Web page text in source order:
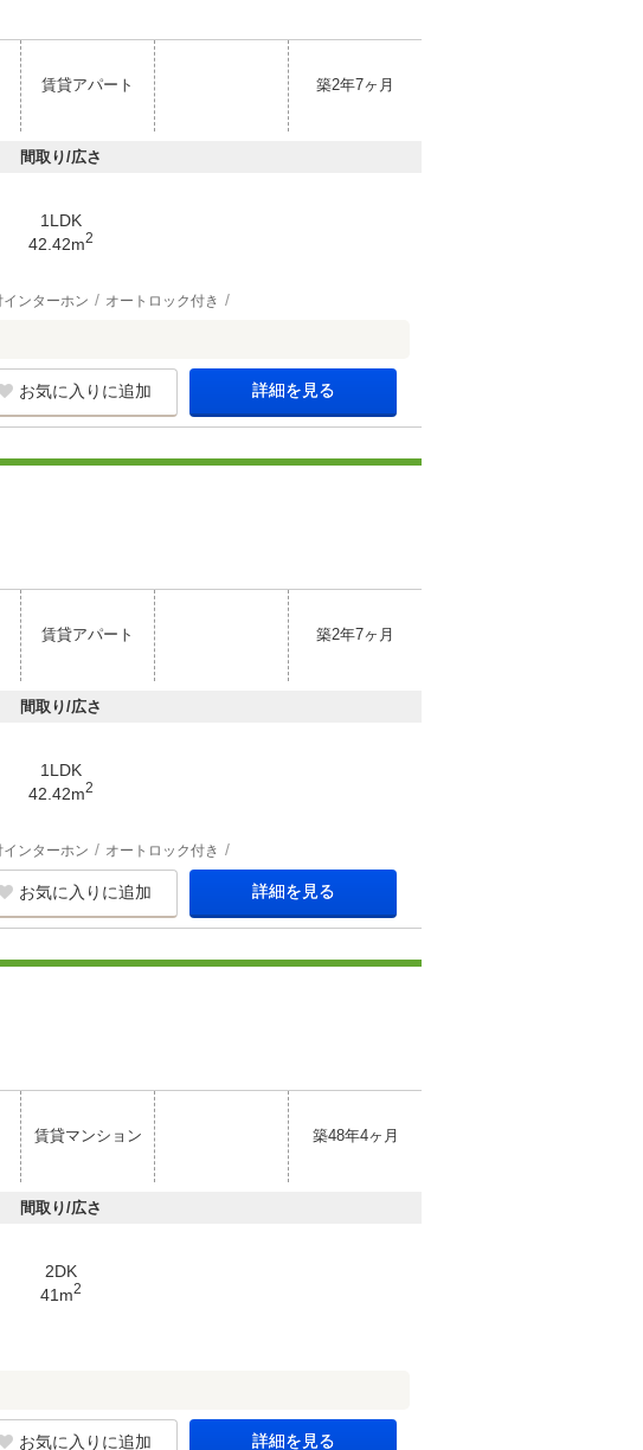
賃貸アパート 築2年7ヶ月
間取り/広さ
1LDK
42.42m2
インターホン オートロック付き
お気に入りに追加 詳細を見る
賃貸アパート 築2年7ヶ月
間取り/広さ
1LDK
42.42m2
インターホン オートロック付き
お気に入りに追加 詳細を見る
賃貸マンション 築48年4ヶ月
間取り/広さ
2DK
41m2
お気に入りに追加 詳細を見る